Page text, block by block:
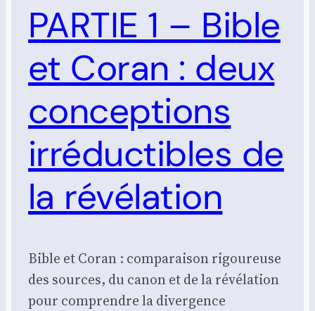
PARTIE 1 – Bible
et Coran : deux
conceptions
irréductibles de
la révélation
Bible et Coran : comparaison rigoureuse
des sources, du canon et de la révélation
pour comprendre la divergence